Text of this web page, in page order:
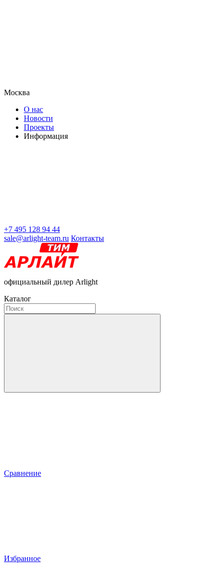
Москва
О нас
Новости
Проекты
Информация
+7 495 128 94 44
sale@arlight-team.ru Контакты
официальный дилер Arlight
Каталог
Сравнение
Избранное